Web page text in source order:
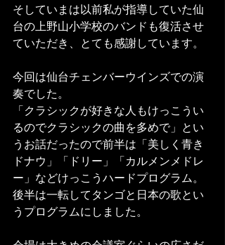
そしていまは以前私が指導していた仙
台の上野山小学校のバンドも復活させ
ていただき、とても感謝しています。
今回は仙台チェンバーウインズでの演
奏でした。
「クラシックが好きな人もけっこうい
るのでクラシックの曲を多めで」とい
うお話だったので前半は「美しく青き
ドナウ」「ドリー」「カルメンメドレ
ー」などけっこうハードプログラム。
後半は一転してタンゴと日本の歌とい
うプログラムにしました。